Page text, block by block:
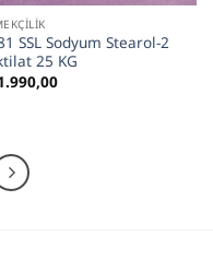
SSL Sodyum Stearol-2
25 KG